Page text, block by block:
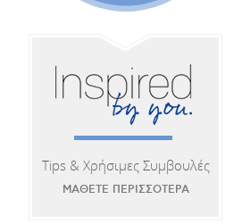
Tips & Χρήσιμες Συμβουλές
ΜΑΘΕΤΕ ΠΕΡΙΣΣΟΤΕΡΑ